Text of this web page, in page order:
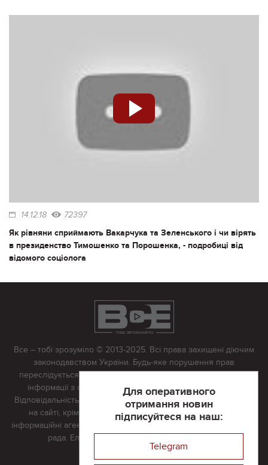
14.12.18 72397
Як рівняни сприймають Вакарчука та Зеленського і чи вірять
в президенство Тимошенко та Порошенка, - подробиці від
відомого соціолога
Для оперативного
отримання новин
підписуйтеся на наш:
Telegram
Все – тобі зрозуміло © 2013-2025. Всі права захищені діючим
законодавством України. Будь-яке порушення прав
переслідується в судовому порядку. Будь-яке відтворення
інформації з сайту тільки з письмово дозволу редакції.
Відповідальність за достовірність усіх матеріалів, розміщених
на сайті, крім матеріалів, які містять посилання на інші
інформаційні агентства або інтернет-видання, несе редакційна
рада. Електронна пошта: